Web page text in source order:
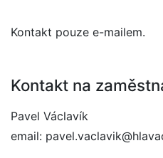
Kontakt pouze e-mailem.
Kontakt na
Pavel Václavík
email: